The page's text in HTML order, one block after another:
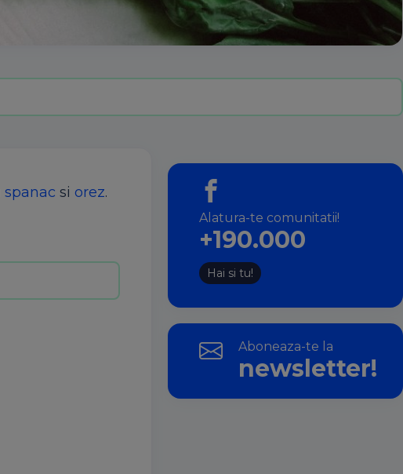
spanac si orez.
Alatura-te comunitatii!
+190.000
Hai si tu!
Aboneaza-te la
newsletter!